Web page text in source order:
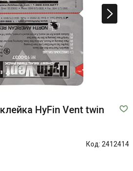
HyFin Vent twin
Код: 2412414